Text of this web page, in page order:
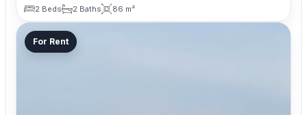
2 Beds
2 Baths 86 m²
For Rent